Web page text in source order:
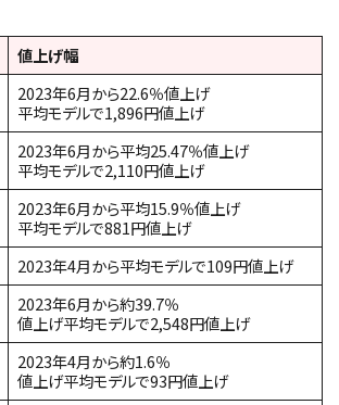
値上げ幅
2023年6月から22.6％値上げ
平均モデルで1,896円値上げ
2023年6月から平均25.47％値上げ
平均モデルで2,110円値上げ
2023年6月から平均15.9％値上げ
平均モデルで881円値上げ
2023年4月から平均モデルで109円値上げ
2023年6月から約39.7％
値上げ平均モデルで2,548円値上げ
2023年4月から約1.6％
値上げ平均モデルで93円値上げ